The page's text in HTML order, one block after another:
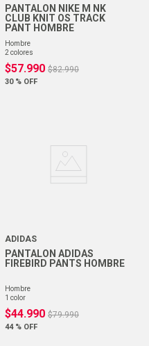
PANTALON NIKE M NK
CLUB KNIT OS TRACK
PANT HOMBRE
hombre
2 colores
$57.990 $82.990
30 % OFF
ADIDAS
PANTALON ADIDAS
FIREBIRD PANTS HOMBRE
hombre
1 color
$44.990 $79.990
44 % OFF